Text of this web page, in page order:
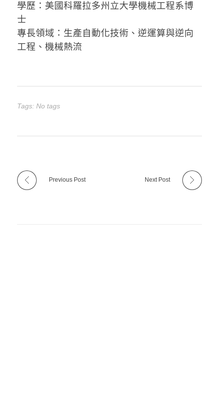
學歷：美國科羅拉多州立大學機械工程系博
士
專長領域：生產自動化技術、逆運算與逆向
工程、機械熱流
Tags: No tags
Previous Post Next Post